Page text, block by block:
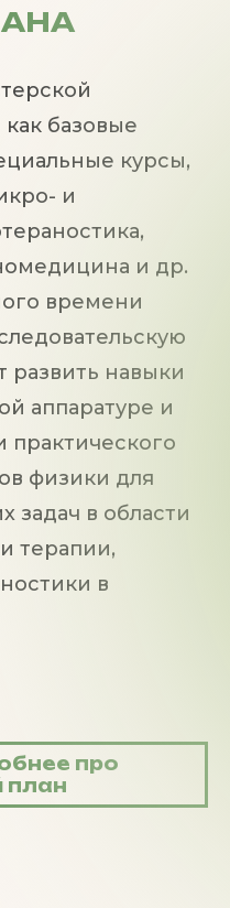
базовые
курсы,
и
и др.
времени
развить навыки
аппаратуре и
практического
физики для
задач в области
терапии,
в
про
план